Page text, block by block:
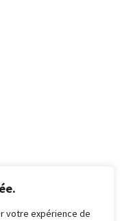
votre expérience de